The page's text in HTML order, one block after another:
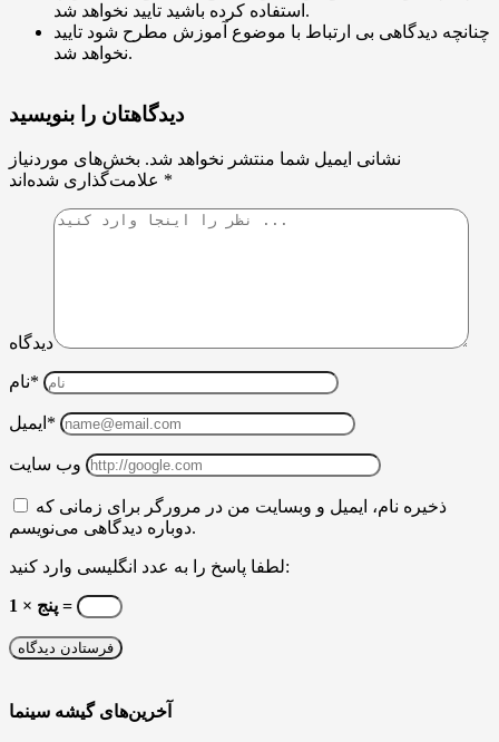
استفاده کرده باشید تایید نخواهد شد.
چنانچه دیدگاهی بی ارتباط با موضوع آموزش مطرح شود تایید
نخواهد شد.
دیدگاهتان را بنویسید
نشانی ایمیل شما منتشر نخواهد شد. بخش‌های موردنیاز
*
دیدگاه
نام*
ایمیل*
وب سایت
ذخیره نام، ایمیل و وبسایت من در مرورگر برای زمانی که
دوباره دیدگاهی می‌نویسم.
لطفا پاسخ را به عدد انگلیسی وارد کنید:
1 × پنج =
آخرین‌های گیشه سینما